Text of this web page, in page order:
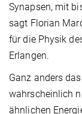
Synapsen, mit
sagt Florian
für die Physik
Erlangen.
Ganz anders
wahrscheinlich
ähnlichen